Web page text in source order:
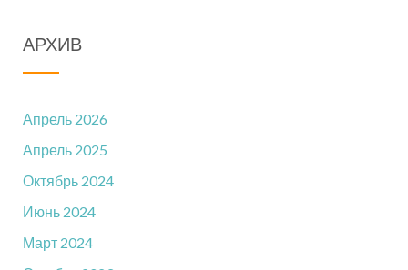
АРХИВ
Апрель 2026
Апрель 2025
Октябрь 2024
Июнь 2024
Март 2024